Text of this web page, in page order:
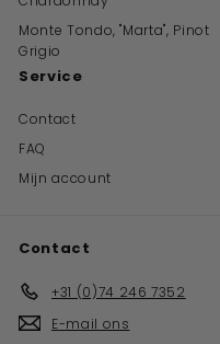
Monte Tondo, "Marta", Pinot
Grigio
Service
Contact
FAQ
Mijn account
Contact
+31 (0)74 246 7352
E-mail ons